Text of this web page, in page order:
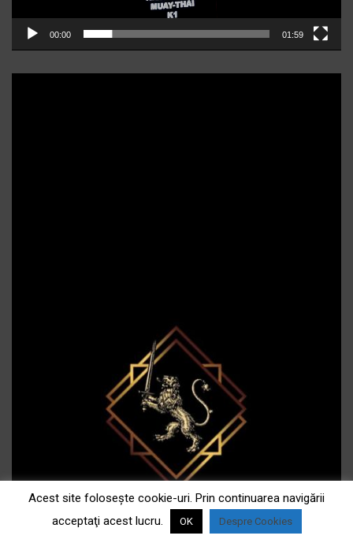
00:00 01:59
Acest site foloseşte cookie-uri. Prin continuarea navigării
acceptaţi acest lucru.
OK Despre Cookies